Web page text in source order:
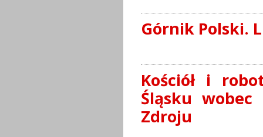
Górnik Polski.
Kościół i
Śląsku wobec
Zdroju